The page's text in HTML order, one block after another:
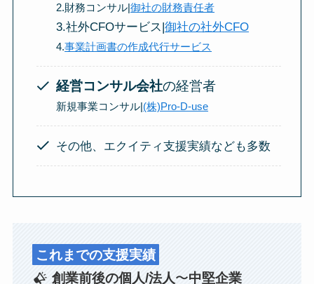
2.財務コンサル|御社の財務責任者
3.社外CFOサービス|御社の社外CFO
4.事業計画書の作成代行サービス
経営コンサル会社の経営者
新規事業コンサル|(株)Pro-D-use
その他、エクイティ支援実績なども多数
これまでの支援実績
創業前後の個人/法人〜中堅企業